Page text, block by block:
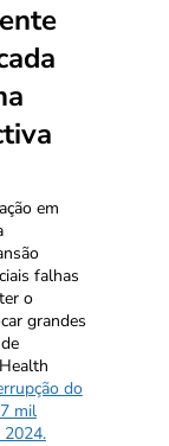
em
falhas
o
grandes
do
mil
2024.